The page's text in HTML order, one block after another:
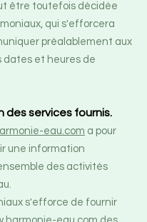
être toutefois décidée
qui s'efforcera
préalablement aux
dates et heures de
des services fournis.
eau.com a pour
une information
des activités
s'efforce de fournir